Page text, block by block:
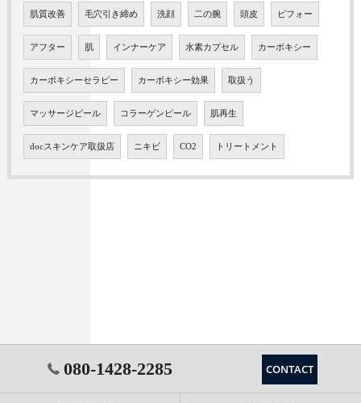
肌質改善 毛穴引き締め 洗顔 二の腕 頭皮 ビフォー
アフター 肌 インナーケア 水素カプセル カーボキシー
カーボキシーセラピー カーボキシー効果 取扱う
マッサージピール コラーゲンピール 肌再生
docスキンケア取扱店 ニキビ CO2 トリートメント
080-1428-2285 CONTACT